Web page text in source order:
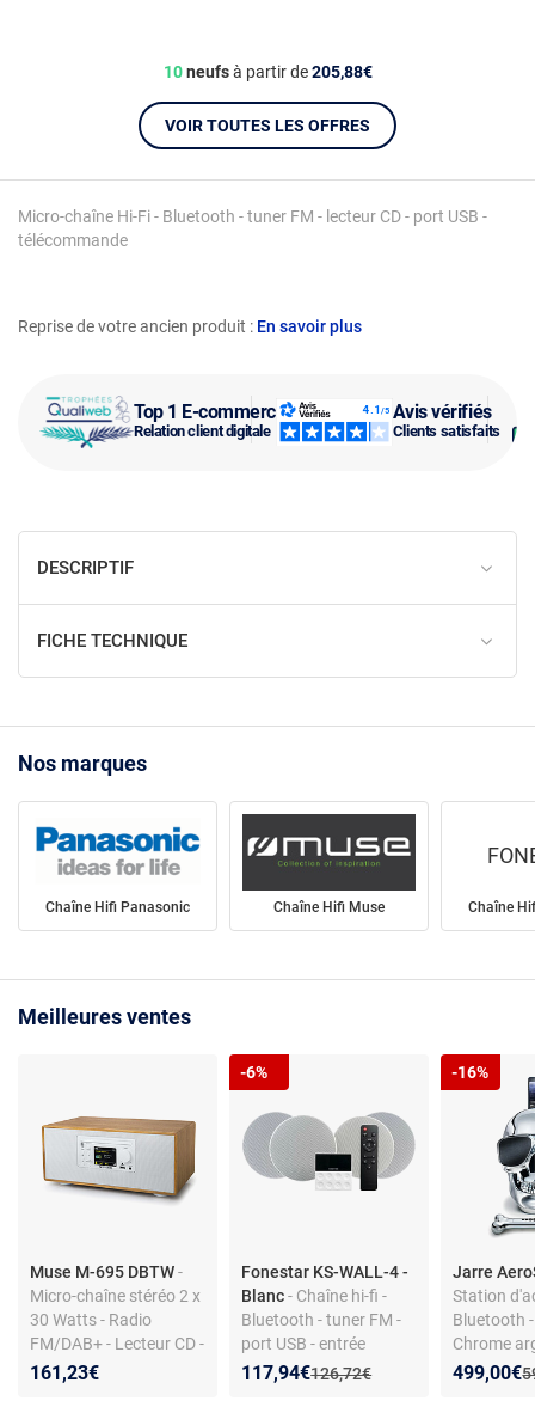
Top 1 E-commerce
Relation client digitale
Avis vérifiés
Clients satisfaits
Reprise de votre ancien produit : En savoir plus
Micro-chaîne Hi-Fi - Bluetooth - tuner FM - lecteur CD - port USB -
télécommande
10neufsà partir de205,88€
VOIR TOUTES LES OFFRES
DESCRIPTIF
FICHE TECHNIQUE
Nos marques
Chaîne Hifi Panasonic Chaîne Hifi Muse Chaîne
Meilleures ventes
Muse M-695 DBTW-
Micro-chaîne stéréo 2 x
30 Watts - Radio
FM/DAB+ - Lecteur CD -
Bluetooth 5.0/NFC -
161,23€
Fonestar KS-WALL-4 -
Blanc- Chaîne hi-fi -
Bluetooth - tuner FM -
port USB - entrée
auxiliaire -Ancien prix :
126,72€
Nouveau prix :
117,94€
Réduction de :
-6%
Jarre
Station
Bluetooth
Chrome
canaux -
Nouveau
499,00€
-16%